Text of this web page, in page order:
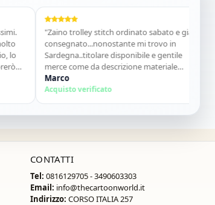
"Zaino trolley stitch ordinato sabato e già
consegnato...nonostante mi trovo in
Sardegna..titolare disponibile e gentile
merce come da descrizione materiale
ottimo...sito super consigliato"
Marco
Acquisto verificato
CONTATTI
Tel: 0816129705 - 3490603303
Email: info@thecartoonworld.it
Indirizzo: CORSO ITALIA 257